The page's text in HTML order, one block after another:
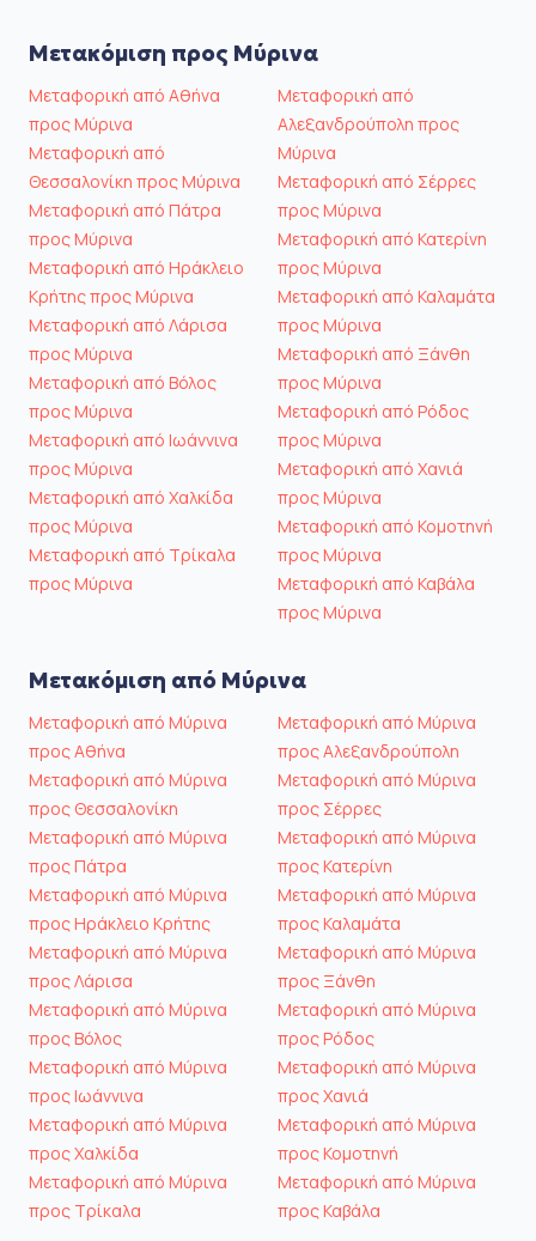
Μετακόμιση προς Μύρινα
Μεταφορική από Αθήνα
προς Μύρινα
Μεταφορική από
Θεσσαλονίκη προς Μύρινα
Μεταφορική από Πάτρα
προς Μύρινα
Μεταφορική από Ηράκλειο
Κρήτης προς Μύρινα
Μεταφορική από Λάρισα
προς Μύρινα
Μεταφορική από Βόλος
προς Μύρινα
Μεταφορική από Ιωάννινα
προς Μύρινα
Μεταφορική από Χαλκίδα
προς Μύρινα
Μεταφορική από Τρίκαλα
προς Μύρινα
Μεταφορική από
Αλεξανδρούπολη προς
Μύρινα
Μεταφορική από Σέρρες
προς Μύρινα
Μεταφορική από Κατερίνη
προς Μύρινα
Μεταφορική από Καλαμάτα
προς Μύρινα
Μεταφορική από Ξάνθη
προς Μύρινα
Μεταφορική από Ρόδος
προς Μύρινα
Μεταφορική από Χανιά
προς Μύρινα
Μεταφορική από Κομοτηνή
προς Μύρινα
Μεταφορική από Καβάλα
προς Μύρινα
Μετακόμιση από Μύρινα
Μεταφορική από Μύρινα
προς Αθήνα
Μεταφορική από Μύρινα
προς Θεσσαλονίκη
Μεταφορική από Μύρινα
προς Πάτρα
Μεταφορική από Μύρινα
προς Ηράκλειο Κρήτης
Μεταφορική από Μύρινα
προς Λάρισα
Μεταφορική από Μύρινα
προς Βόλος
Μεταφορική από Μύρινα
προς Ιωάννινα
Μεταφορική από Μύρινα
προς Χαλκίδα
Μεταφορική από Μύρινα
προς Τρίκαλα
Μεταφορική από Μύρινα
προς Αλεξανδρούπολη
Μεταφορική από Μύρινα
προς Σέρρες
Μεταφορική από Μύρινα
προς Κατερίνη
Μεταφορική από Μύρινα
προς Καλαμάτα
Μεταφορική από Μύρινα
προς Ξάνθη
Μεταφορική από Μύρινα
προς Ρόδος
Μεταφορική από Μύρινα
προς Χανιά
Μεταφορική από Μύρινα
προς Κομοτηνή
Μεταφορική από Μύρινα
προς Καβάλα